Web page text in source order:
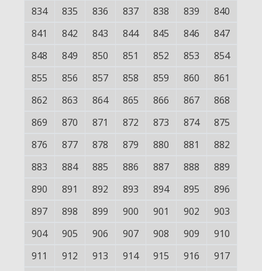
834 835 836 837 838 839
840
841
842 843 844 845 846
847
848
849 850 851 852 853
854
855
856 857 858 859 860
861
862
863 864 865 866 867
868
869
870 871 872 873 874
875
876
877 878 879 880 881
882
883
884 885 886 887 888
889
890
891 892 893 894 895
896
897
898 899 900 901 902
903
904
905 906 907 908 909
910
911
912 913 914 915 916
917